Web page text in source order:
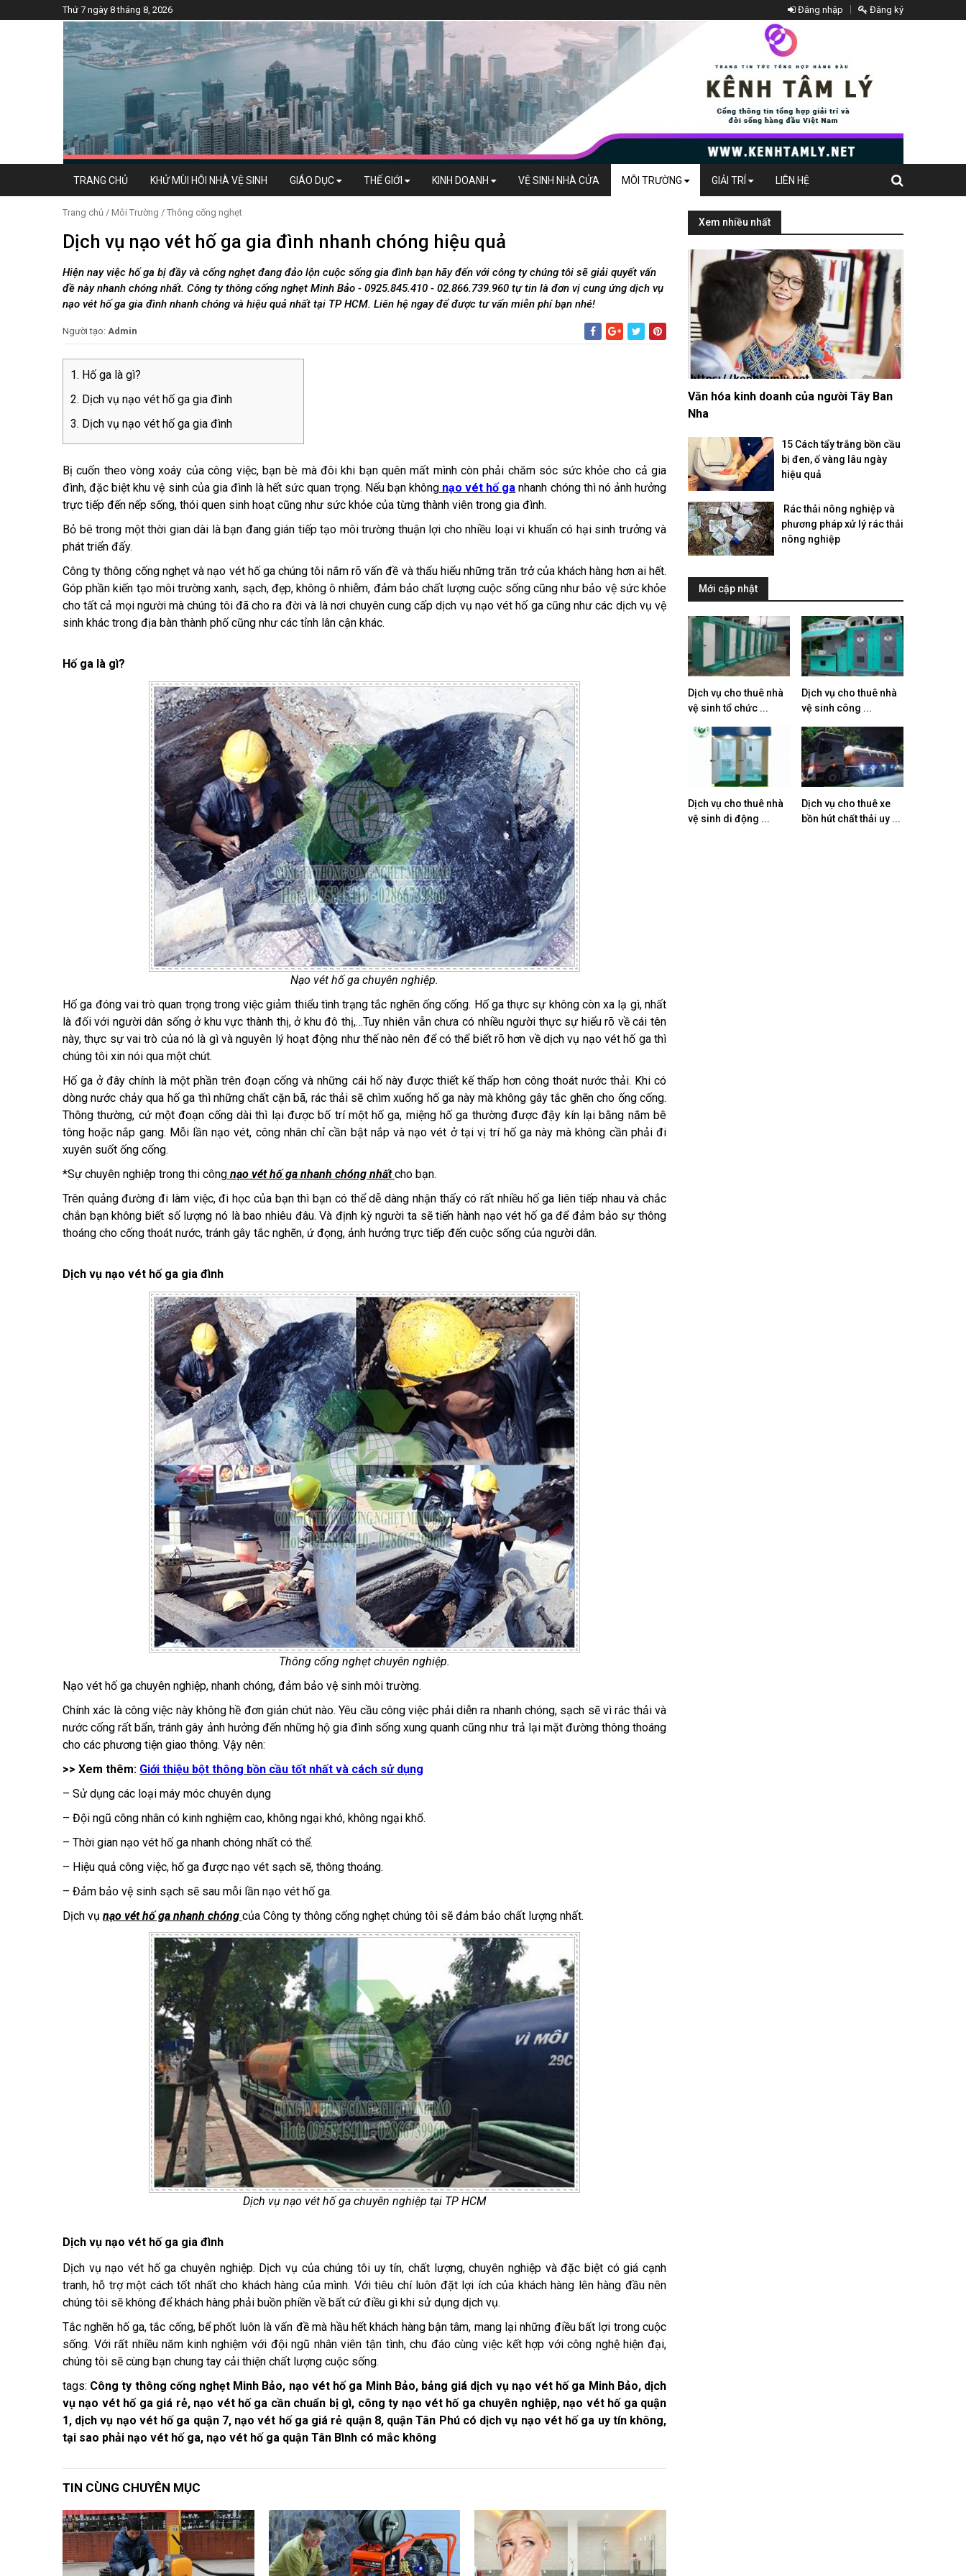
Thứ 7 ngày 8 tháng 8, 2026 Đăng nhập Đăng ký
TRANG CHỦ KHỬ MÙI HÔI NHÀ VỆ SINH GIÁO DỤC THẾ GIỚI KINH DOANH VỆ SINH NHÀ CỬA MÔI TRƯỜNG GIẢI TRÍ LIÊN HỆ
Trang chủ / Môi Trường / Thông cống nghẹt
Dịch vụ nạo vét hố ga gia đình nhanh chóng hiệu quả
Hiện nay việc hố ga bị đầy và cống nghẹt đang đảo lộn cuộc sống gia đình bạn hãy đến với công ty chúng tôi sẽ giải quyết vấn
đề này nhanh chóng nhất. Công ty thông cống nghẹt Minh Bảo - 0925.845.410 - 02.866.739.960 tự tin là đơn vị cung ứng dịch vụ
nạo vét hố ga gia đình nhanh chóng và hiệu quả nhất tại TP HCM. Liên hệ ngay để được tư vấn miễn phí bạn nhé!
Người tạo: Admin
Hố ga là gì?
Dịch vụ nạo vét hố ga gia đình
Dịch vụ nạo vét hố ga gia đình
Bị cuốn theo vòng xoáy của công việc, bạn bè mà đôi khi bạn quên mất mình còn phải chăm sóc sức khỏe cho cả gia
đình, đặc biệt khu vệ sinh của gia đình là hết sức quan trọng. Nếu bạn không nạo vét hố ga nhanh chóng thì nó ảnh hưởng
trực tiếp đến nếp sống, thói quen sinh hoạt cũng như sức khỏe của từng thành viên trong gia đình.
Bỏ bê trong một thời gian dài là bạn đang gián tiếp tạo môi trường thuận lợi cho nhiều loại vi khuẩn có hại sinh trưởng và
phát triển đấy.
Công ty thông cống nghẹt và nạo vét hố ga chúng tôi nắm rõ vấn đề và thấu hiểu những trăn trở của khách hàng hơn ai hết.
Góp phần kiến tạo môi trường xanh, sạch, đẹp, không ô nhiễm, đảm bảo chất lượng cuộc sống cũng như bảo vệ sức khỏe
cho tất cả mọi người mà chúng tôi đã cho ra đời và là nơi chuyên cung cấp dịch vụ nạo vét hố ga cũng như các dịch vụ vệ
sinh khác trong địa bàn thành phố cũng như các tỉnh lân cận khác.
Hố ga là gì?
Nạo vét hố ga chuyên nghiệp.
Hố ga đóng vai trò quan trọng trong việc giảm thiểu tình trạng tắc nghẽn ống cống. Hố ga thực sự không còn xa lạ gì, nhất
là đối với người dân sống ở khu vực thành thị, ở khu đô thị,…Tuy nhiên vẫn chưa có nhiều người thực sự hiểu rõ về cái tên
này, thực sự vai trò của nó là gì và nguyên lý hoạt động như thế nào nên để có thể biết rõ hơn về dịch vụ nạo vét hố ga thì
chúng tôi xin nói qua một chút.
Hố ga ở đây chính là một phần trên đoạn cống và những cái hố này được thiết kế thấp hơn công thoát nước thải. Khi có
dòng nước chảy qua hố ga thì những chất cặn bã, rác thải sẽ chìm xuống hố ga này mà không gây tắc ghẽn cho ống cống.
Thông thường, cứ một đoạn cống dài thì lại được bố trí một hố ga, miệng hố ga thường được đậy kín lại bằng nắm bê
tông hoặc nắp gang. Mỗi lần nạo vét, công nhân chỉ cần bật nắp và nạo vét ở tại vị trí hố ga này mà không cần phải đi
xuyên suốt ống cống.
*Sự chuyên nghiệp trong thi công nạo vét hố ga nhanh chóng nhất cho bạn.
Trên quảng đường đi làm việc, đi học của bạn thì bạn có thể dễ dàng nhận thấy có rất nhiều hố ga liên tiếp nhau và chắc
chắn bạn không biết số lượng nó là bao nhiêu đâu. Và định kỳ người ta sẽ tiến hành nạo vét hố ga để đảm bảo sự thông
thoáng cho cống thoát nước, tránh gây tắc nghẽn, ứ đọng, ảnh hưởng trực tiếp đến cuộc sống của người dân.
Dịch vụ nạo vét hố ga gia đình
Thông cống nghẹt chuyên nghiệp.
Nạo vét hố ga chuyên nghiệp, nhanh chóng, đảm bảo vệ sinh môi trường.
Chính xác là công việc này không hề đơn giản chút nào. Yêu cầu công việc phải diễn ra nhanh chóng, sạch sẽ vì rác thải và
nước cống rất bẩn, tránh gây ảnh hưởng đến những hộ gia đình sống xung quanh cũng như trả lại mặt đường thông thoáng
cho các phương tiện giao thông. Vậy nên:
>> Xem thêm: Giới thiệu bột thông bồn cầu tốt nhất và cách sử dụng
– Sử dụng các loại máy móc chuyên dụng
– Đội ngũ công nhân có kinh nghiệm cao, không ngại khó, không ngại khổ.
– Thời gian nạo vét hố ga nhanh chóng nhất có thể.
– Hiệu quả công việc, hố ga được nạo vét sạch sẽ, thông thoáng.
– Đảm bảo vệ sinh sạch sẽ sau mỗi lần nạo vét hố ga.
Dịch vụ nạo vét hố ga nhanh chóng của Công ty thông cống nghẹt chúng tôi sẽ đảm bảo chất lượng nhất.
Dịch vụ nạo vét hố ga chuyên nghiệp tại TP HCM
Dịch vụ nạo vét hố ga gia đình
Dịch vụ nạo vét hố ga chuyên nghiệp. Dịch vụ của chúng tôi uy tín, chất lượng, chuyên nghiệp và đặc biệt có giá cạnh
tranh, hỗ trợ một cách tốt nhất cho khách hàng của mình. Với tiêu chí luôn đặt lợi ích của khách hàng lên hàng đầu nên
chúng tôi sẽ không để khách hàng phải buồn phiền về bất cứ điều gì khi sử dụng dịch vụ.
Tắc nghẽn hố ga, tắc cống, bể phốt luôn là vấn đề mà hầu hết khách hàng bận tâm, mang lại những điều bất lợi trong cuộc
sống. Với rất nhiều năm kinh nghiệm với đội ngũ nhân viên tận tình, chu đáo cùng việc kết hợp với công nghệ hiện đại,
chúng tôi sẽ cùng bạn chung tay cải thiện chất lượng cuộc sống.
tags: Công ty thông cống nghẹt Minh Bảo, nạo vét hố ga Minh Bảo, bảng giá dịch vụ nạo vét hố ga Minh Bảo, dịch
vụ nạo vét hố ga giá rẻ, nạo vét hố ga cần chuẩn bị gì, công ty nạo vét hố ga chuyên nghiệp, nạo vét hố ga quận
1, dịch vụ nạo vét hố ga quận 7, nạo vét hố ga giá rẻ quận 8, quận Tân Phú có dịch vụ nạo vét hố ga uy tín không,
tại sao phải nạo vét hố ga, nạo vét hố ga quận Tân Bình có mắc không
TIN CÙNG CHUYÊN MỤC
Xem nhiều nhất
Văn hóa kinh doanh của người Tây Ban
Nha
15 Cách tẩy trắng bồn cầu
bị đen, ố vàng lâu ngày
hiệu quả
​ Rác thải nông nghiệp và
phương pháp xử lý rác thải
nông nghiệp
Mới cập nhật
Dịch vụ cho thuê nhà
vệ sinh tổ chức ...
Dịch vụ cho thuê nhà
vệ sinh công ...
Dịch vụ cho thuê nhà
vệ sinh di động ...
Dịch vụ cho thuê xe
bồn hút chất thải uy ...